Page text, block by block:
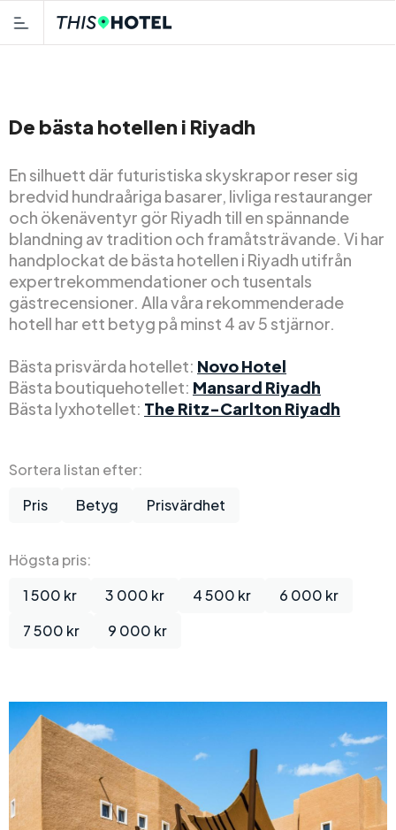
De bästa hotellen i Riyadh
En silhuett där futuristiska skyskrapor reser sig
bredvid hundraåriga basarer, livliga restauranger
och ökenäventyr gör Riyadh till en spännande
blandning av tradition och framåtsträvande. Vi har
handplockat de bästa hotellen i Riyadh utifrån
expertrekommendationer och tusentals
gästrecensioner. Alla våra rekommenderade
hotell har ett betyg på minst 4 av 5 stjärnor.
Bästa prisvärda hotellet: Novo Hotel
Bästa boutiquehotellet: Mansard Riyadh
Bästa lyxhotellet: The Ritz-Carlton Riyadh
Sortera listan efter:
Pris
Betyg Prisvärdhet
Högsta pris:
1 500 kr
3 000 kr 4 500 kr
6 000 kr
7 500 kr
9 000 kr